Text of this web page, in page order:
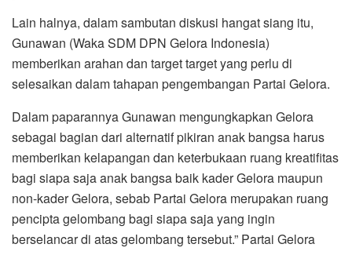
Lain halnya, dalam sambutan diskusi hangat siang itu,
Gunawan (Waka SDM DPN Gelora Indonesia)
memberikan arahan dan target target yang perlu di
selesaikan dalam tahapan pengembangan Partai Gelora.
Dalam paparannya Gunawan mengungkapkan Gelora
sebagai bagian dari alternatif pikiran anak bangsa harus
memberikan kelapangan dan keterbukaan ruang kreatifitas
bagi siapa saja anak bangsa baik kader Gelora maupun
non-kader Gelora, sebab Partai Gelora merupakan ruang
pencipta gelombang bagi siapa saja yang ingin
berselancar di atas gelombang tersebut.” Partai Gelora